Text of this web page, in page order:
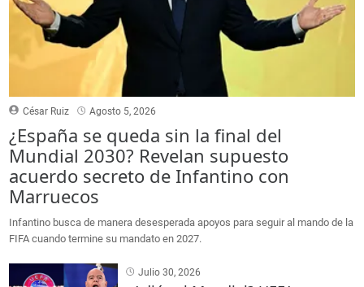
César Ruiz Agosto 5, 2026
¿España se queda sin la final del
Mundial 2030? Revelan supuesto
acuerdo secreto de Infantino con
Marruecos
Infantino busca de manera desesperada apoyos para seguir al mando de la
FIFA cuando termine su mandato en 2027.
Julio 30, 2026